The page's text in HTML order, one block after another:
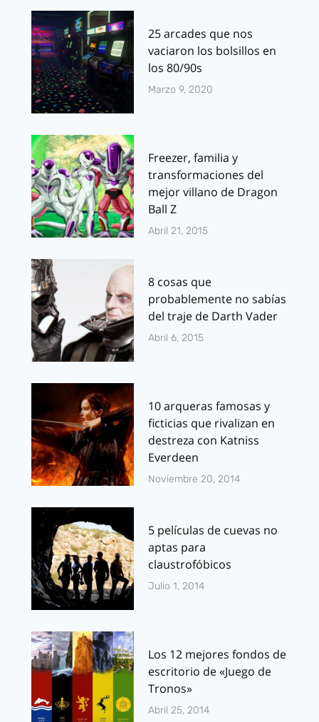
25 arcades que nos
vaciaron los bolsillos en
los 80/90s
Marzo 9, 2020
Freezer, familia y
transformaciones del
mejor villano de Dragon
Ball Z
Abril 21, 2015
8 cosas que
probablemente no sabías
del traje de Darth Vader
Abril 6, 2015
10 arqueras famosas y
ficticias que rivalizan en
destreza con Katniss
Everdeen
Noviembre 20, 2014
5 películas de cuevas no
aptas para
claustrofóbicos
Julio 1, 2014
Los 12 mejores fondos de
escritorio de «Juego de
Tronos»
Abril 25, 2014